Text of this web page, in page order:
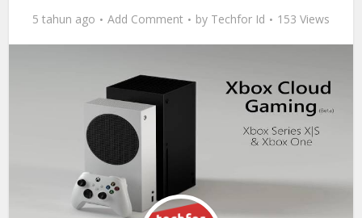
5 tahun ago Add Comment by Techfor Id 153 Views